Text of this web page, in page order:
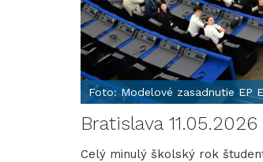
Foto: Modelové zasadnutie EP
Bratislava
Celý minulý školský rok